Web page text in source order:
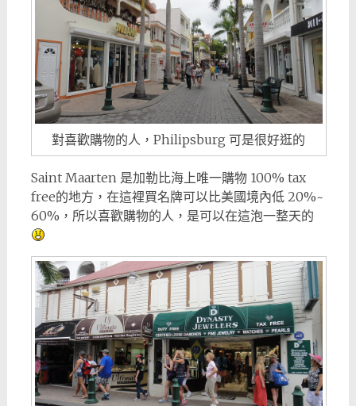
對喜歡購物的人，Philipsburg 可是很好逛的
Saint Maarten 是加勒比海上唯一購物 100% tax
free的地方，在這裡買名牌可以比美國境內低 20%~
60%，所以喜歡購物的人，是可以在這泡一整天的